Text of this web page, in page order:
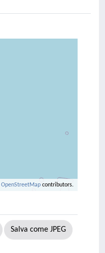
OpenStreetMap contributors.
Salva come JPEG